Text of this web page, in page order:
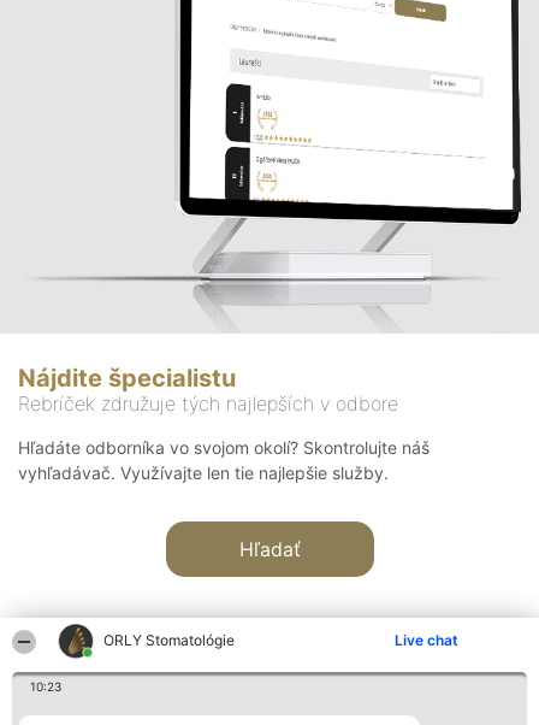
ORLY Stomatológie Live chat
10:23
Nájdite špecialistu
Rebríček združuje tých najlepších v odbore
Hľadáte odborníka vo svojom okolí? Skontrolujte náš
vyhľadávač. Využívajte len tie najlepšie služby.
Hľadať